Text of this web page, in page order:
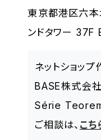
東京都港区六
ンドタワー 37F
ネットショッ
BASE株式会社
Série
ご相談は、 こち